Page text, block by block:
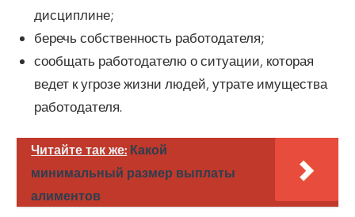
дисциплине;
беречь собственность работодателя;
сообщать работодателю о ситуации, которая
ведет к угрозе жизни людей, утрате имущества
работодателя.
Читайте так же: Какой
минимальный размер выплаты
алиментов